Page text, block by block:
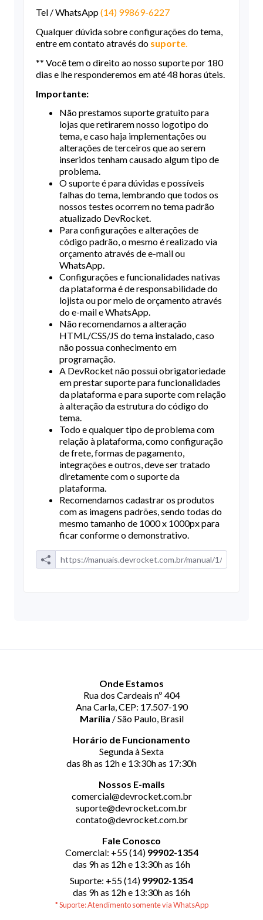
Tel / WhatsApp(14) 99869-6227
Qualquer dúvida sobre configurações do tema,
entre em contato através do suporte.
** Você tem o direito ao nosso suporte por 180
dias e lhe responderemos em até 48 horas úteis.
Importante:
Não prestamos suporte gratuito para
lojas que retirarem nosso logotipo do
tema, e caso haja implementações ou
alterações de terceiros que ao serem
inseridos tenham causado algum tipo de
problema.
O suporte é para dúvidas e possíveis
falhas do tema, lembrando que todos os
nossos testes ocorrem no tema padrão
atualizado DevRocket.
Para configurações e alterações de
código padrão, o mesmo é realizado via
orçamento através de e-mail ou
WhatsApp.
Configurações e funcionalidades nativas
da plataforma é de responsabilidade do
lojista ou por meio de orçamento através
do e-mail e WhatsApp.
Não recomendamos a alteração
HTML/CSS/JS do tema instalado, caso
não possua conhecimento em
programação.
A DevRocket não possui obrigatoriedade
em prestar suporte para funcionalidades
da plataforma e para suporte com relação
à alteração da estrutura do código do
tema.
Todo e qualquer tipo de problema com
relação à plataforma, como configuração
de frete, formas de pagamento,
integrações e outros, deve ser tratado
diretamente com o suporte da
plataforma.
Recomendamos cadastrar os produtos
com as imagens padrões, sendo todas do
mesmo tamanho de 1000 x 1000px para
ficar conforme o demonstrativo.
Onde Estamos
Rua dos Cardeais nº 404
Ana Carla, CEP: 17.507-190
Marília / São Paulo, Brasil
Horário de Funcionamento
Segunda à Sexta
das 8h as 12h e 13:30h as 17:30h
Nossos E-mails
comercial@devrocket.com.br
suporte@devrocket.com.br
contato@devrocket.com.br
Fale Conosco
Comercial: +55 (14) 99902-1354
das 9h as 12h e 13:30h as 16h
Suporte: +55 (14) 99902-1354
das 9h as 12h e 13:30h as 16h
* Suporte: Atendimento somente via WhatsApp